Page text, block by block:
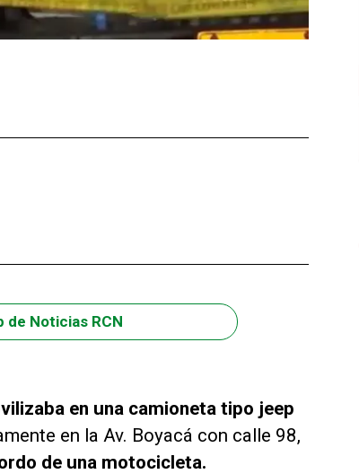
de Noticias RCN
en una camioneta tipo jeep
en la Av. Boyacá con calle 98,
de una motocicleta.